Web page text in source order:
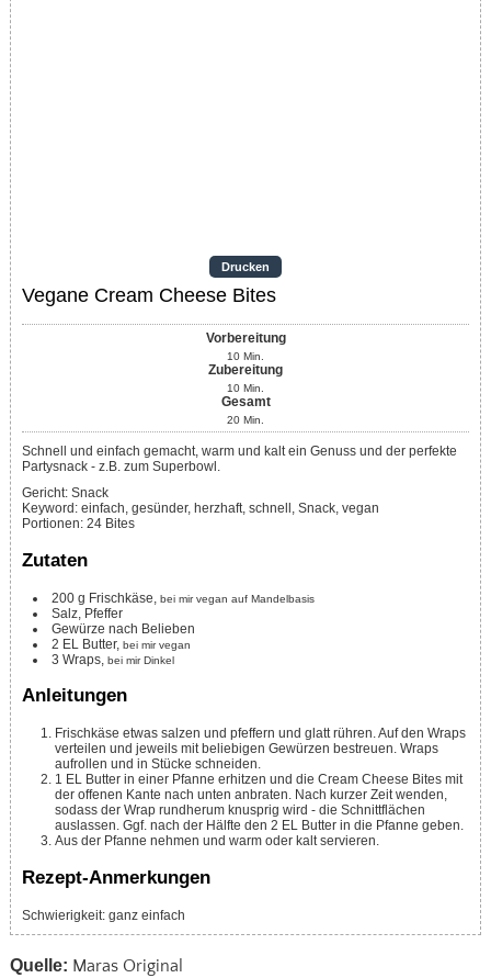
Drucken
Vegane Cream Cheese Bites
Vorbereitung
10 Min.
Zubereitung
10 Min.
Gesamt
20 Min.
Schnell und einfach gemacht, warm und kalt ein Genuss und der perfekte
Partysnack - z.B. zum Superbowl.
Gericht: Snack
Keyword: einfach, gesünder, herzhaft, schnell, Snack, vegan
Portionen: 24 Bites
Zutaten
200 g Frischkäse, bei mir vegan auf Mandelbasis
Salz, Pfeffer
Gewürze nach Belieben
2 EL Butter, bei mir vegan
3 Wraps, bei mir Dinkel
Anleitungen
Frischkäse etwas salzen und pfeffern und glatt rühren. Auf den Wraps
verteilen und jeweils mit beliebigen Gewürzen bestreuen. Wraps
aufrollen und in Stücke schneiden.
1 EL Butter in einer Pfanne erhitzen und die Cream Cheese Bites mit
der offenen Kante nach unten anbraten. Nach kurzer Zeit wenden,
sodass der Wrap rundherum knusprig wird - die Schnittflächen
auslassen. Ggf. nach der Hälfte den 2 EL Butter in die Pfanne geben.
Aus der Pfanne nehmen und warm oder kalt servieren.
Rezept-Anmerkungen
Schwierigkeit: ganz einfach
Quelle: Maras Original